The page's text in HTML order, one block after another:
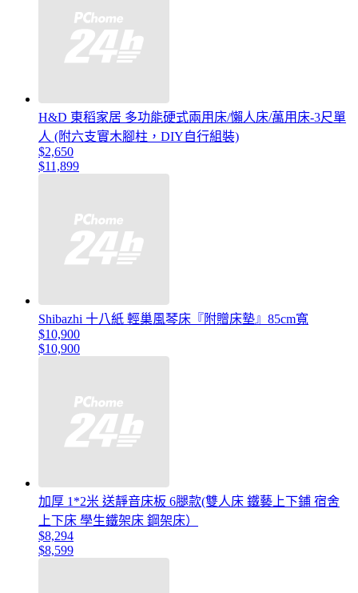
H&D 東稻家居 多功能硬式兩用床/懶人床/萬用床-3尺單
人 (附六支實木腳柱，DIY自行組裝)
$2,650
$11,899
Shibazhi 十八紙 輕巢風琴床『附贈床墊』85cm寬
$10,900
$10,900
加厚 1*2米 送靜音床板 6腿款(雙人床 鐵藝上下鋪 宿舍
上下床 學生鐵架床 鋼架床）
$8,294
$8,599